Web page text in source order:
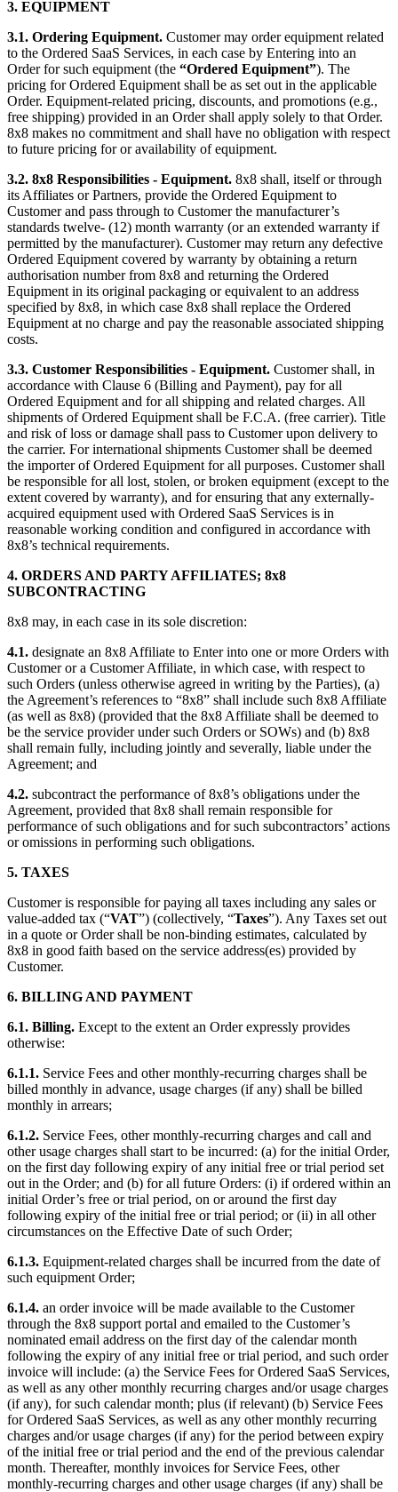
3. EQUIPMENT
3.1. Ordering Equipment. Customer may order equipment related
to the Ordered SaaS Services, in each case by Entering into an
Order for such equipment (the “Ordered Equipment”). The
pricing for Ordered Equipment shall be as set out in the applicable
Order. Equipment-related pricing, discounts, and promotions (e.g.,
free shipping) provided in an Order shall apply solely to that Order.
8x8 makes no commitment and shall have no obligation with respect
to future pricing for or availability of equipment.
3.2. 8x8 Responsibilities - Equipment. 8x8 shall, itself or through
its Affiliates or Partners, provide the Ordered Equipment to
Customer and pass through to Customer the manufacturer’s
standards twelve- (12) month warranty (or an extended warranty if
permitted by the manufacturer). Customer may return any defective
Ordered Equipment covered by warranty by obtaining a return
authorisation number from 8x8 and returning the Ordered
Equipment in its original packaging or equivalent to an address
specified by 8x8, in which case 8x8 shall replace the Ordered
Equipment at no charge and pay the reasonable associated shipping
costs.
3.3. Customer Responsibilities - Equipment. Customer shall, in
accordance with Clause 6 (Billing and Payment), pay for all
Ordered Equipment and for all shipping and related charges. All
shipments of Ordered Equipment shall be F.C.A. (free carrier). Title
and risk of loss or damage shall pass to Customer upon delivery to
the carrier. For international shipments Customer shall be deemed
the importer of Ordered Equipment for all purposes. Customer shall
be responsible for all lost, stolen, or broken equipment (except to the
extent covered by warranty), and for ensuring that any externally-
acquired equipment used with Ordered SaaS Services is in
reasonable working condition and configured in accordance with
8x8’s technical requirements.
4. ORDERS AND PARTY AFFILIATES; 8x8
SUBCONTRACTING
8x8 may, in each case in its sole discretion:
4.1. designate an 8x8 Affiliate to Enter into one or more Orders with
Customer or a Customer Affiliate, in which case, with respect to
such Orders (unless otherwise agreed in writing by the Parties), (a)
the Agreement’s references to “8x8” shall include such 8x8 Affiliate
(as well as 8x8) (provided that the 8x8 Affiliate shall be deemed to
be the service provider under such Orders or SOWs) and (b) 8x8
shall remain fully, including jointly and severally, liable under the
Agreement; and
4.2. subcontract the performance of 8x8’s obligations under the
Agreement, provided that 8x8 shall remain responsible for
performance of such obligations and for such subcontractors’ actions
or omissions in performing such obligations.
5. TAXES
Customer is responsible for paying all taxes including any sales or
value-added tax (“VAT”) (collectively, “Taxes”). Any Taxes set out
in a quote or Order shall be non-binding estimates, calculated by
8x8 in good faith based on the service address(es) provided by
Customer.
6. BILLING AND PAYMENT
6.1. Billing. Except to the extent an Order expressly provides
otherwise:
6.1.1. Service Fees and other monthly-recurring charges shall be
billed monthly in advance, usage charges (if any) shall be billed
monthly in arrears;
6.1.2. Service Fees, other monthly-recurring charges and call and
other usage charges shall start to be incurred: (a) for the initial Order,
on the first day following expiry of any initial free or trial period set
out in the Order; and (b) for all future Orders: (i) if ordered within an
initial Order’s free or trial period, on or around the first day
following expiry of the initial free or trial period; or (ii) in all other
circumstances on the Effective Date of such Order;
6.1.3. Equipment-related charges shall be incurred from the date of
such equipment Order;
6.1.4. an order invoice will be made available to the Customer
through the 8x8 support portal and emailed to the Customer’s
nominated email address on the first day of the calendar month
following the expiry of any initial free or trial period, and such order
invoice will include: (a) the Service Fees for Ordered SaaS Services,
as well as any other monthly recurring charges and/or usage charges
(if any), for such calendar month; plus (if relevant) (b) Service Fees
for Ordered SaaS Services, as well as any other monthly recurring
charges and/or usage charges (if any) for the period between expiry
of the initial free or trial period and the end of the previous calendar
month. Thereafter, monthly invoices for Service Fees, other
monthly-recurring charges and other usage charges (if any) shall be